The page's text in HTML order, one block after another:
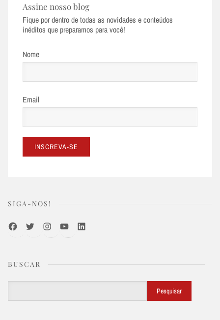
Assine nosso blog
Fique por dentro de todas as novidades e conteúdos
inéditos que preparamos para você!
Nome
Email
SIGA-NOS!
FacebookTwitterInstagramYoutubeLinkedIn
BUSCAR
Pesquisar